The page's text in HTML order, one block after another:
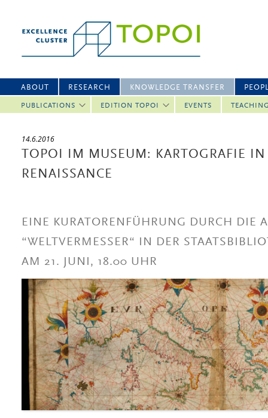
ABOUT RESEARCH KNOWLEDGE TRANSFER
PUBLICATIONS EDITION TOPOI EVENTS
14.6.2016
TOPOI IM MUSEUM: KARTOGRAFIE
RENAISSANCE
EINE KURATORENFÜHRUNG DURCH DIE
“WELTVERMESSER“ IN DER
AM 21. JUNI, 18.00 UHR